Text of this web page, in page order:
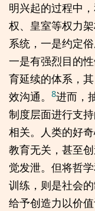
明兴起的过程中
权、皇室等权力
系统，一是约定
一是有强烈目的
育延续的体系，
效沟通。 8进而，
制度层面进行支
相关。人类的好
教育无关，甚至
觉发泄。但将哲
训练，则是社会
给予创造力以价